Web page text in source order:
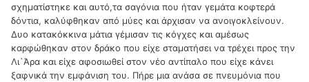
σχηματίστηκε και αυτό,τα σαγόνια που ήταν γεμάτα κοφτερά
δόντια, καλύφθηκαν από μύες και άρχισαν να ανοιγοκλείνουν.
Δυο κατακόκκινα μάτια γέμισαν τις κόγχες και αμέσως
καρφώθηκαν στον δράκο που είχε σταματήσει να τρέχει προς την
Λι`Άρα και είχε αφοσιωθεί στον νέο αντίπαλο που είχε κάνει
ξαφνικά την εμφάνιση του. Πήρε μια ανάσα σε πνευμόνια που